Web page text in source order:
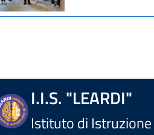
I.I.S. "LEARDI"
Istituto di